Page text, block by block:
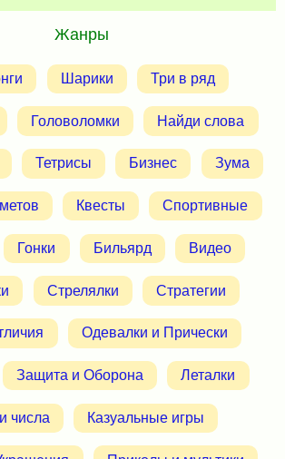
Жанры
Шарики Три в ряд
Головоломки Найди слова
Тетрисы Бизнес Зума
Квесты Спортивные
Гонки Бильярд Видео
Стрелялки Стратегии
Одевалки и Прически
Защита и Оборона Леталки
числа Казуальные игры